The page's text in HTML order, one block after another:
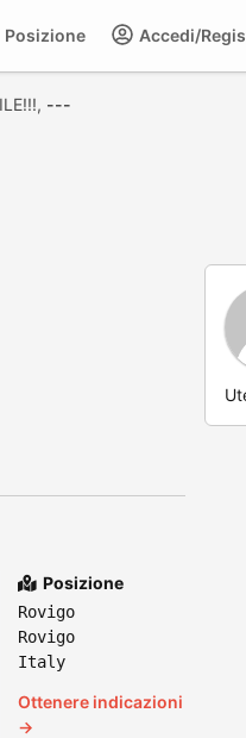
Accedi/
Posizione
---
Posizione
Rovigo
Rovigo
Italy
Ottenere indicazioni
→